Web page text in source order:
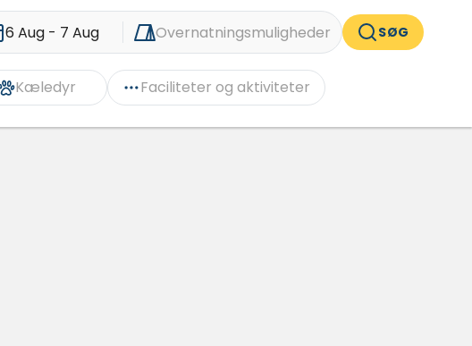
6 Aug - 7 Aug Overnatningsmuligheder SØG
Kæledyr Faciliteter og aktiviteter